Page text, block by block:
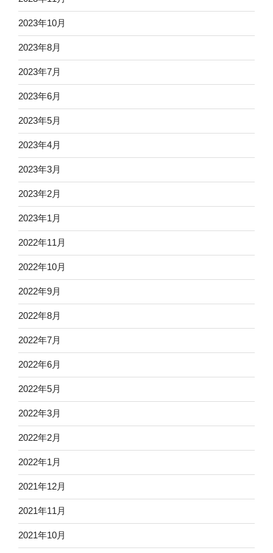
2023年10月
2023年8月
2023年7月
2023年6月
2023年5月
2023年4月
2023年3月
2023年2月
2023年1月
2022年11月
2022年10月
2022年9月
2022年8月
2022年7月
2022年6月
2022年5月
2022年3月
2022年2月
2022年1月
2021年12月
2021年11月
2021年10月